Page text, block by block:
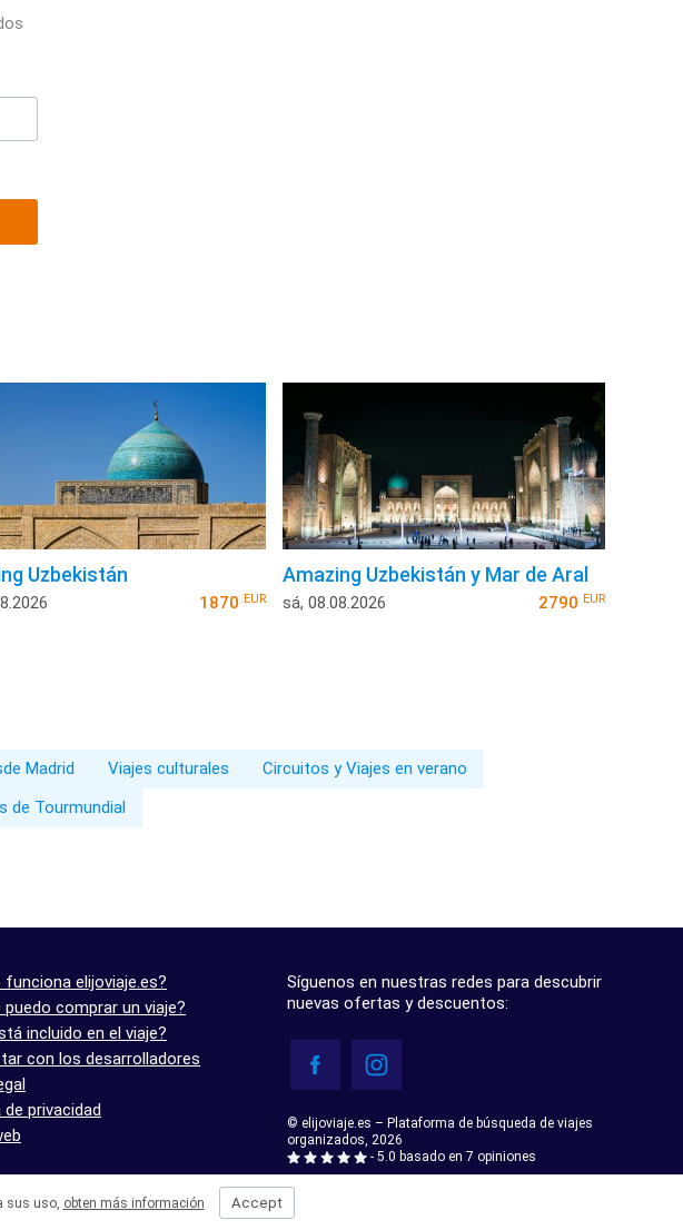
Uzbekistán
1870EUR
Amazing Uzbekistán y Mar de Aral
sá, 08.08.2026 2790 EUR
Madrid Viajes culturales
Circuitos y Viajes en verano
de Tourmundial
funciona elijoviaje.es?
comprar un viaje?
incluido en el viaje?
con los desarrolladores
privacidad
Síguenos en nuestras redes para descubrir
nuevas ofertas y descuentos:
© elijoviaje.es – Plataforma de búsqueda de viajes
organizados, 2026
- 5.0 basado en 7 opiniones
sus uso, obten más información Accept